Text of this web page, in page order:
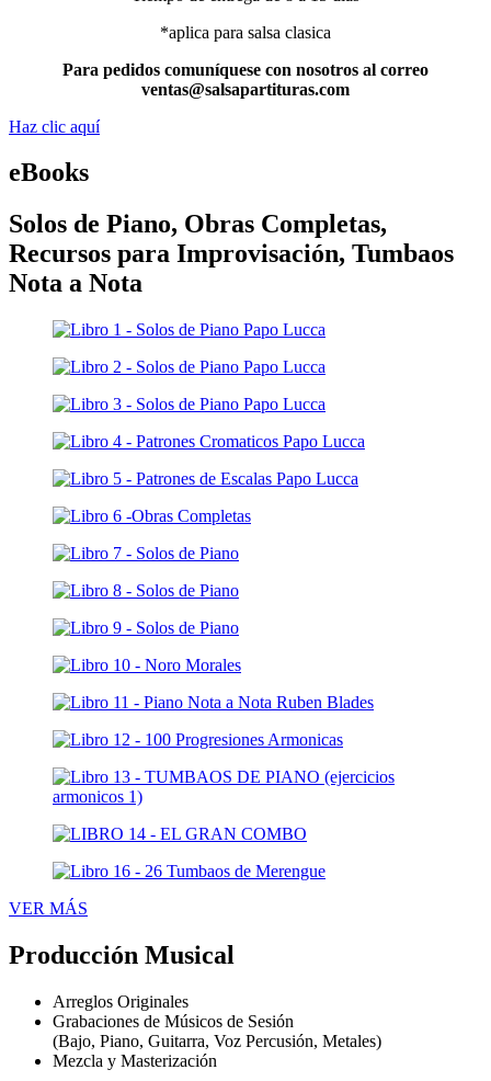
*aplica para salsa clasica
Para pedidos comuníquese con nosotros al correo
ventas@salsapartituras.com
Haz clic aquí
eBooks
Solos de Piano, Obras Completas,
Recursos para Improvisación, Tumbaos
Nota a Nota
VER MÁS
Producción Musical
Arreglos Originales
Grabaciones de Músicos de Sesión
(Bajo, Piano, Guitarra, Voz Percusión, Metales)
Mezcla y Masterización